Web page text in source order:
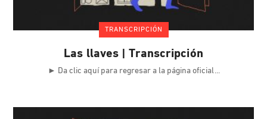
TRANSCRIPCIÓN
Las llaves | Transcripción
► Da clic aquí para regresar a la página oficial